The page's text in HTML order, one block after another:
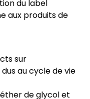
du label
aux produits de
sur
au cycle de vie
de glycol et